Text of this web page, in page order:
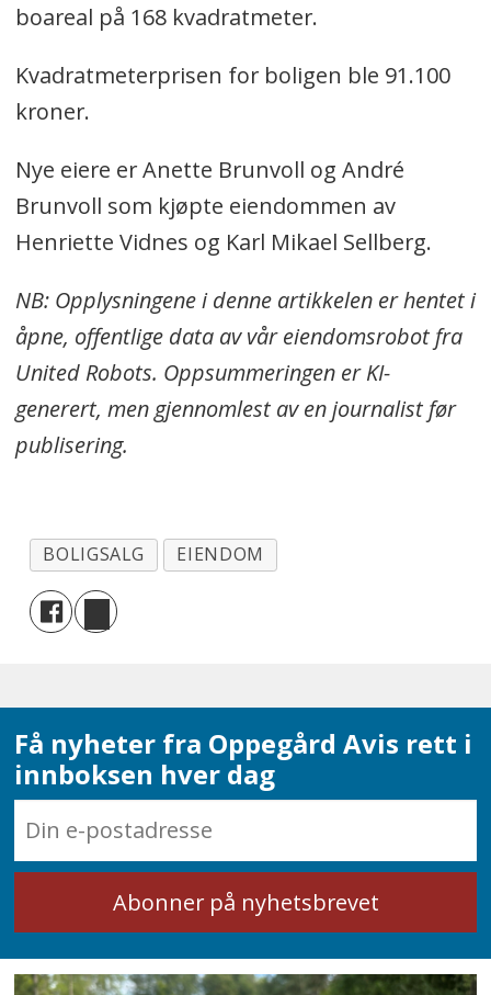
boareal på 168 kvadratmeter.
Kvadratmeterprisen for boligen ble 91.100
kroner.
Nye eiere er Anette Brunvoll og André
Brunvoll som kjøpte eiendommen av
Henriette Vidnes og Karl Mikael Sellberg.
NB: Opplysningene i denne artikkelen er hentet i
åpne, offentlige data av vår eiendomsrobot fra
United Robots. Oppsummeringen er KI-
generert, men gjennomlest av en journalist før
publisering.
BOLIGSALG EIENDOM
Få nyheter fra Oppegård Avis rett i
innboksen hver dag